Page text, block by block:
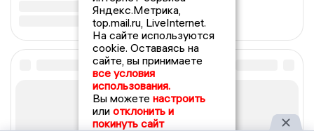
Яндекс.Метрика,
top.mail.ru, LiveInternet.
На сайте используются
cookie. Оставаясь на
сайте, вы принимаете
все условия
использования.
Вы можете настроить
или отклонить и
покинуть сайт